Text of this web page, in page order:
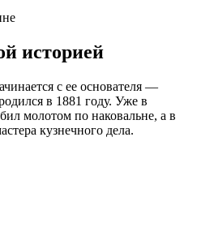
историей
с ее основателя —
в 1881 году. Уже в
молотом по наковальне, а в
кузнечного дела.